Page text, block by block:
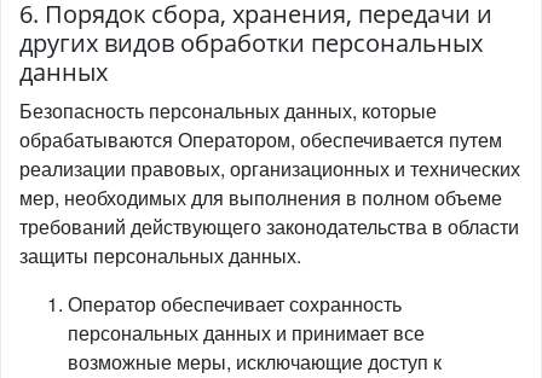
6. Порядок сбора, хранения, передачи и
других видов обработки персональных
данных
Безопасность персональных данных, которые
обрабатываются Оператором, обеспечивается путем
реализации правовых, организационных и технических
мер, необходимых для выполнения в полном объеме
требований действующего законодательства в области
защиты персональных данных.
Оператор обеспечивает сохранность
персональных данных и принимает все
возможные меры, исключающие доступ к